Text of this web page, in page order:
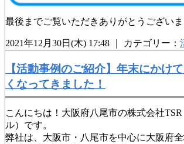
最後までご覧いただきありがとうございま
2021年12月30日(木) 17:48 ｜ カテゴリー：
【活動事例のご紹介】年末にかけ
くなってきました！
こんにちは！大阪府八尾市の株式会社
ル）です。
弊社は、大阪市・八尾市を中心に大阪府